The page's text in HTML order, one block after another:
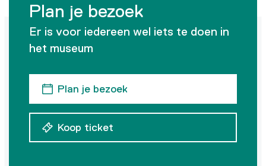
Plan je bezoek
Er is voor iedereen wel iets te doen in
het museum
Plan je bezoek
Koop ticket